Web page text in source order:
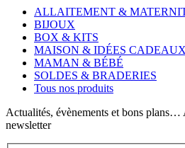
Les
peuvent
être
choisies
sur
page
du
ALLAITEMENT &
BIJOUX
BOX & KITS
MAISON & IDÉES CADEAUX
MAMAN & BÉBÉ
SOLDES & BRADERIES
Tous nos produits
Actualités, évènements et bons plans…
newsletter